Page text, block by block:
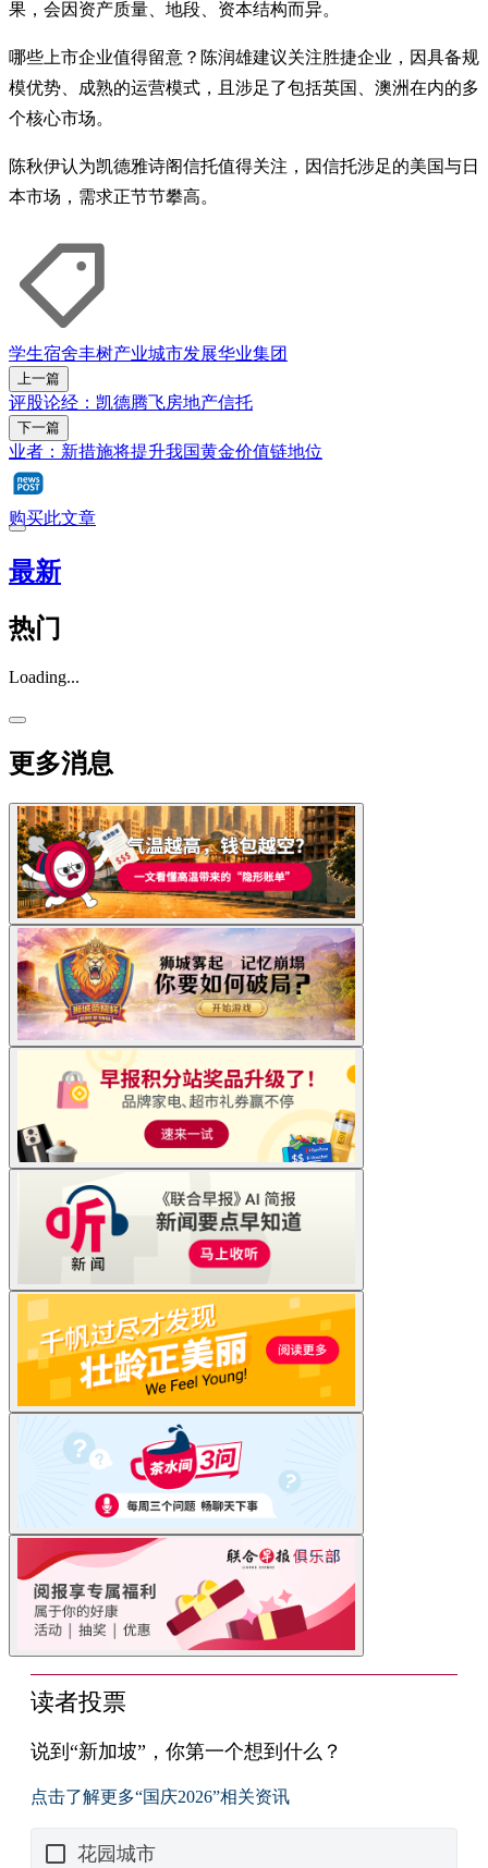
果，会因资产质量、地段、资本结构而异。
哪些上市企业值得留意？陈润雄建议关注胜捷企业，因具备规
模优势、成熟的运营模式，且涉足了包括英国、澳洲在内的多
个核心市场。
陈秋伊认为凯德雅诗阁信托值得关注，因信托涉足的美国与日
本市场，需求正节节攀高。
学生宿舍丰树产业城市发展华业集团
上一篇
评股论经：凯德腾飞房地产信托
下一篇
业者：新措施将提升我国黄金价值链地位
购买此文章
最新
热门
Loading...
更多消息